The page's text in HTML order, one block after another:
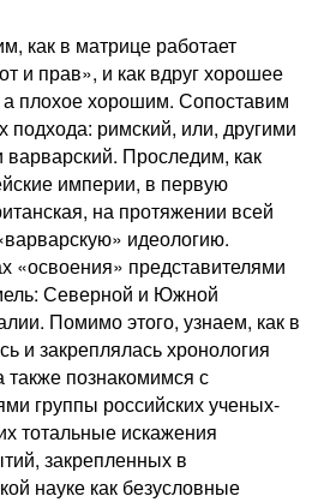
как в матрице работает
и прав», и как вдруг хорошее
плохое хорошим. Сопоставим
подхода: римский, или, другими
Проследим, как
империи, в первую
на протяжении всей
идеологию.
«освоения» представителями
Северной и Южной
Помимо этого, узнаем, как в
и закреплялась хронология
также познакомимся с
группы российских ученых-
тотальные искажения
закрепленных в
науке как безусловные